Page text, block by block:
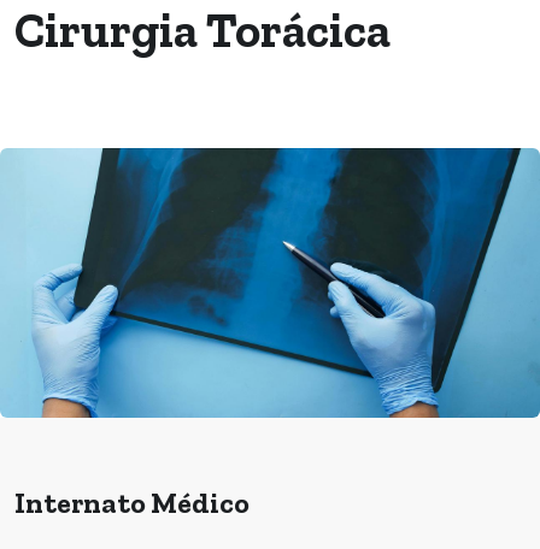
Cirurgia Torácica
Internato Médico